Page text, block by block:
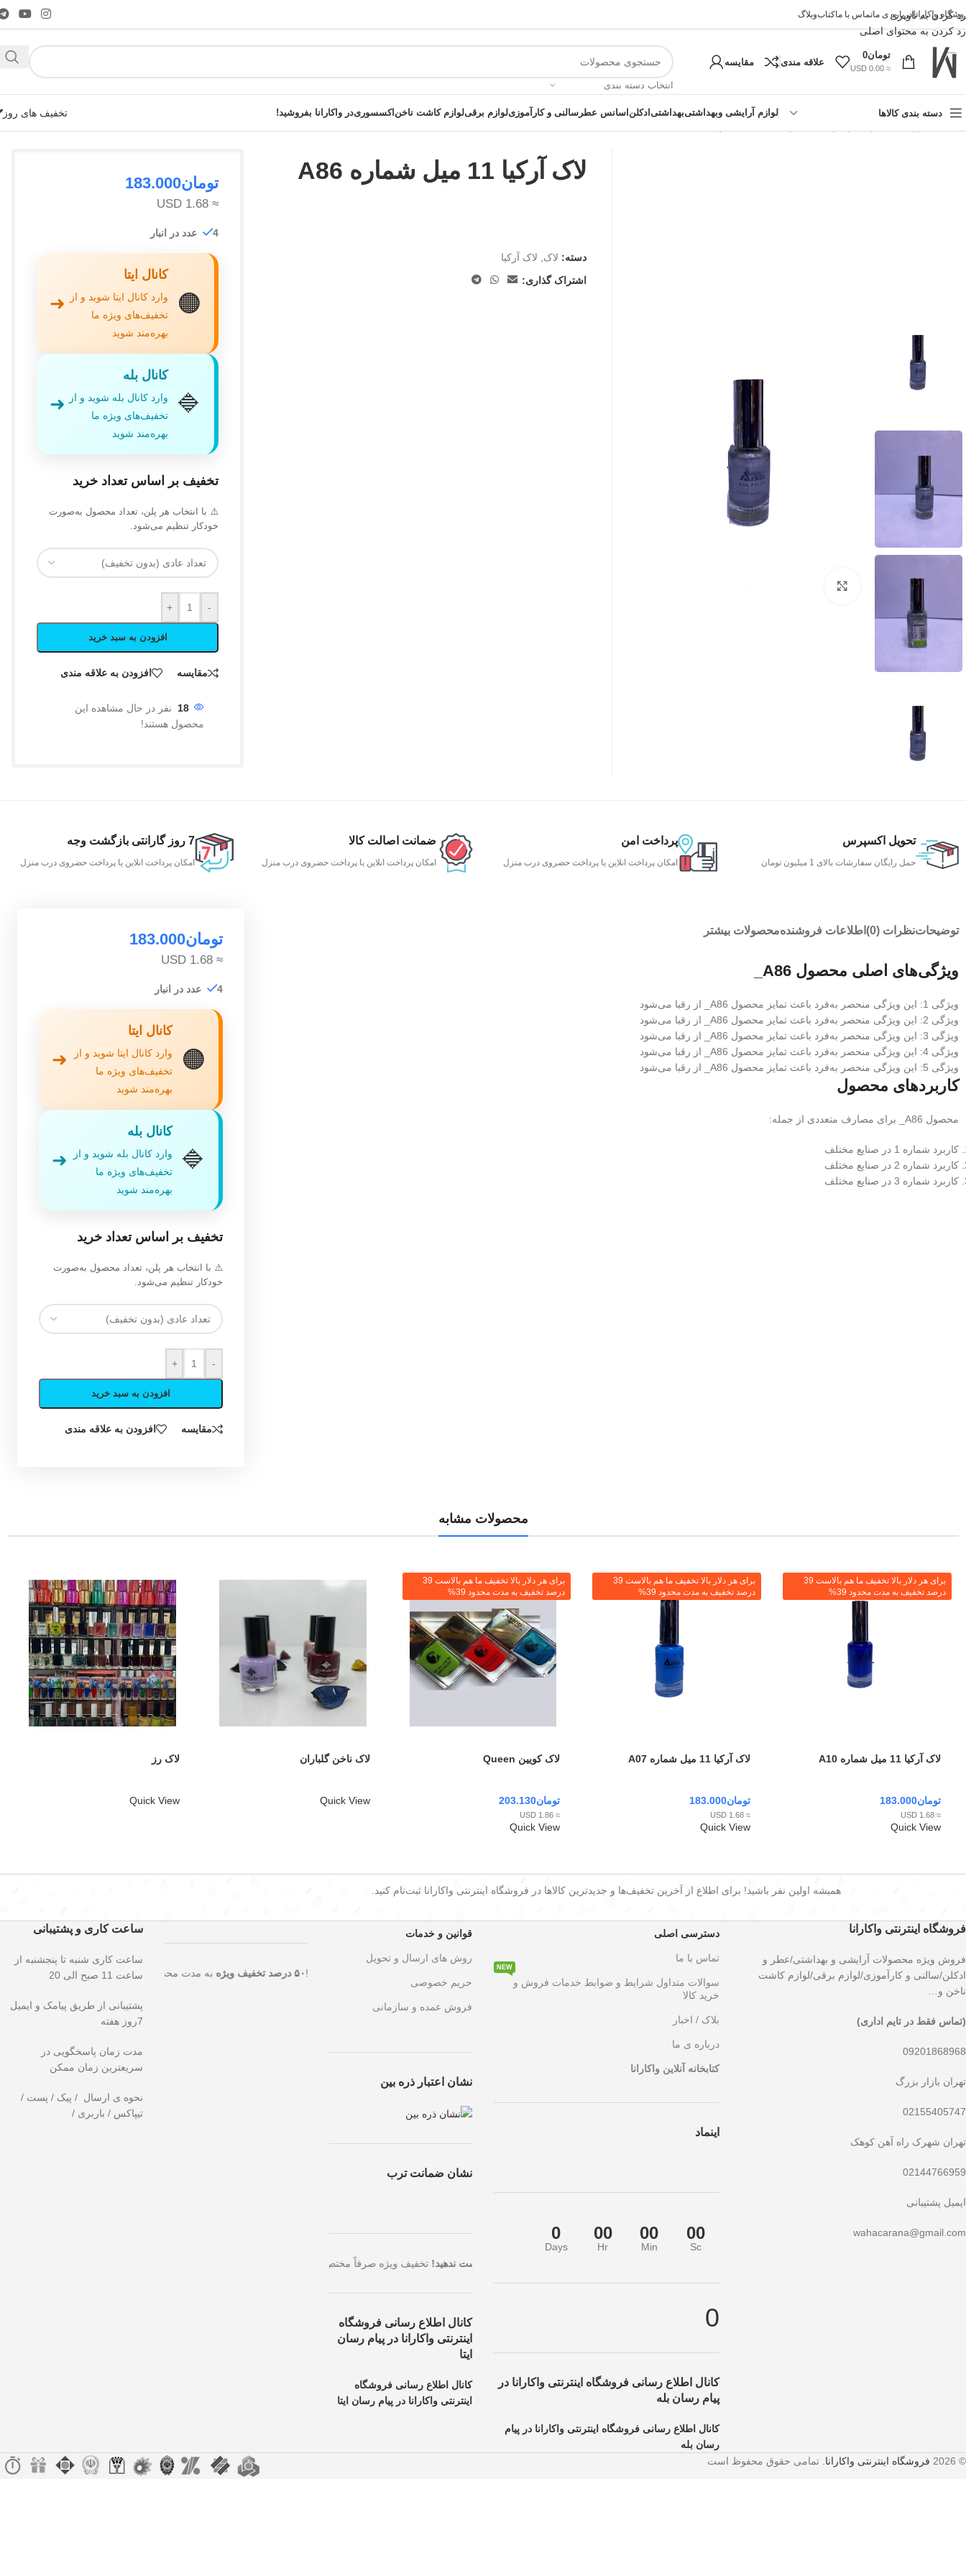
رد کردن به ناوبری
رد کردن به محتوای اصلی
واکارانادرباره ی ماتماس با ماکتابوبلاگ
تومان0
≈ 0.00 USD
علاقه مندی مقایسه
انتخاب دسته بندی
دسته بندی کالاها لوازم آرایشی وبهداشتیبهداشتی ادکلن اسانس عطر سالنی و کارآموزیلوازم برقیلوازم کاشت ناخن اکسسوریدر واکارانا بفروشید!
تخفیف های روز
لاک آرکیا 11 میل شماره A86
دسته: لاک
لاک آرکیا
اشتراک گذاری:
تومان183.000
≈ 1.68 USD
4 عدد در انبار
🟠
کانال ایتا
وارد کانال ایتا شوید و از
تخفیف‌های ویژه ما
بهره‌مند شوید
➜
🔷
کانال بله
وارد کانال بله شوید و از
تخفیف‌های ویژه ما
بهره‌مند شوید
➜
تخفیف بر اساس تعداد خرید
⚠️ با انتخاب هر پلن، تعداد محصول به‌صورت
خودکار تنظیم می‌شود.
-
+
افزودن به سبد خرید
مقایسه افزودن به علاقه مندی
18
نفر در حال مشاهده این
محصول هستند!
تحویل اکسپرس
حمل رایگان سفارشات بالای 1 میلیون تومان
پرداخت امن
امکان پرداخت انلاین یا پرداخت حضروی درب منزل
ضمانت اصالت کالا
امکان پرداخت انلاین یا پرداخت حضروی درب منزل
7 روز گارانتی بازگشت وجه
امکان پرداخت انلاین یا پرداخت حضروی درب منزل
توضیحاتنظرات (0) اطلاعات فروشندهمحصولات بیشتر
ویژگی‌های اصلی محصول A86_
ویژگی 1: این ویژگی منحصر به‌فرد باعث تمایز محصول A86_ از رقبا می‌شود
ویژگی 2: این ویژگی منحصر به‌فرد باعث تمایز محصول A86_ از رقبا می‌شود
ویژگی 3: این ویژگی منحصر به‌فرد باعث تمایز محصول A86_ از رقبا می‌شود
ویژگی 4: این ویژگی منحصر به‌فرد باعث تمایز محصول A86_ از رقبا می‌شود
ویژگی 5: این ویژگی منحصر به‌فرد باعث تمایز محصول A86_ از رقبا می‌شود
کاربردهای محصول
محصول A86_ برای مصارف متعددی از جمله:
کاربرد شماره 1 در صنایع مختلف
کاربرد شماره 2 در صنایع مختلف
کاربرد شماره 3 در صنایع مختلف
تومان183.000
≈ 1.68 USD
4 عدد در انبار
🟠
کانال ایتا
وارد کانال ایتا شوید و از
تخفیف‌های ویژه ما
بهره‌مند شوید
➜
🔷
کانال بله
وارد کانال بله شوید و از
تخفیف‌های ویژه ما
بهره‌مند شوید
➜
تخفیف بر اساس تعداد خرید
⚠️ با انتخاب هر پلن، تعداد محصول به‌صورت
خودکار تنظیم می‌شود.
-
+
افزودن به سبد خرید
مقایسه افزودن به علاقه مندی
محصولات مشابه
برای هر دلار بالا تخفیف ما هم بالاست 39
درصد تخفیف به مدت محدود 39%
لاک آرکیا 11 میل شماره A10
تومان183.000
≈ 1.68 USD
Quick View
برای هر دلار بالا تخفیف ما هم بالاست 39
درصد تخفیف به مدت محدود 39%
لاک آرکیا 11 میل شماره A07
تومان183.000
≈ 1.68 USD
Quick View
برای هر دلار بالا تخفیف ما هم بالاست 39
درصد تخفیف به مدت محدود 39%
لاک کویین Queen
تومان203.130
≈ 1.86 USD
Quick View
لاک ناخن گلباران
Quick View
لاک رز
Quick View
همیشه اولین نفر باشید! برای اطلاع از آخرین تخفیف‌ها و جدیدترین کالاها در فروشگاه اینترنتی واکارانا ثبت‌نام کنید.
فروشگاه اینترنتی واکارانا
فروش ویژه محصولات آرایشی و بهداشتی/عطر و
ادکلن/سالنی و کارآموزی/لوازم برقی/لوازم کاشت
ناخن و…
(تماس فقط در تایم اداری)
09201868968
تهران بازار بزرگ
02155405747
تهران شهرک راه آهن کوهک
02144766959
ایمیل پشتیبانی
wahacarana@gmail.com
دسترسی اصلی
تماس با ما
سوالات متداول شرایط و ضوابط خدمات فروش و
خرید کالا
NEW
بلاک / اخبار
درباره ی ما
کتابخانه آنلاین واکارانا
اینماد
0
Days
00
Hr
00
Min
00
Sc
0
کانال اطلاع رسانی فروشگاه اینترنتی واکارانا در
پیام رسان بله
کانال اطلاع رسانی فروشگاه اینترنتی واکارانا در پیام
رسان بله
قوانین و خدمات
روش های ارسال و تحویل
حریم خصوصی
فروش عمده و سازمانی
نشان اعتبار ذره بین
نشان ضمانت ترب
فرصت طلایی را از دست ندهید! تخفیف ویژه صرفاً مختص خریدهای امروز است. برای دریافت بهترین قیمت با بالاترین تخفیف، همین حالا سفارش خود را ثبت کنید.
کانال اطلاع رسانی فروشگاه
اینترنتی واکارانا در پیام رسان
ایتا
کانال اطلاع رسانی فروشگاه
اینترنتی واکارانا در پیام رسان ایتا
۵۰ درصد تخفیف ویژه به مدت محدود روی به مدت محدود روی تمامی محصولات. این فرصت استثنایی را از دست ندهید!
ساعت کاری و پشتیبانی
ساعت کاری شنبه تا پنجشنبه از
ساعت 11 صبح الی 20
پشتیبانی از طریق پیامک و ایمیل
7روز هفته
مدت زمان پاسخگویی در
سریعترین زمان ممکن
نحوه ی ارسال / پیک / پست /
تیپاکس / باربری /
© 2026 فروشگاه اینترنتی واکارانا . تمامی حقوق محفوظ است